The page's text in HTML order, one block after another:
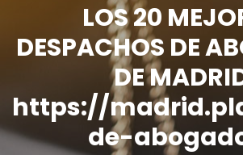
LOS 20
DESPACHOS DE
DE
https://
de-